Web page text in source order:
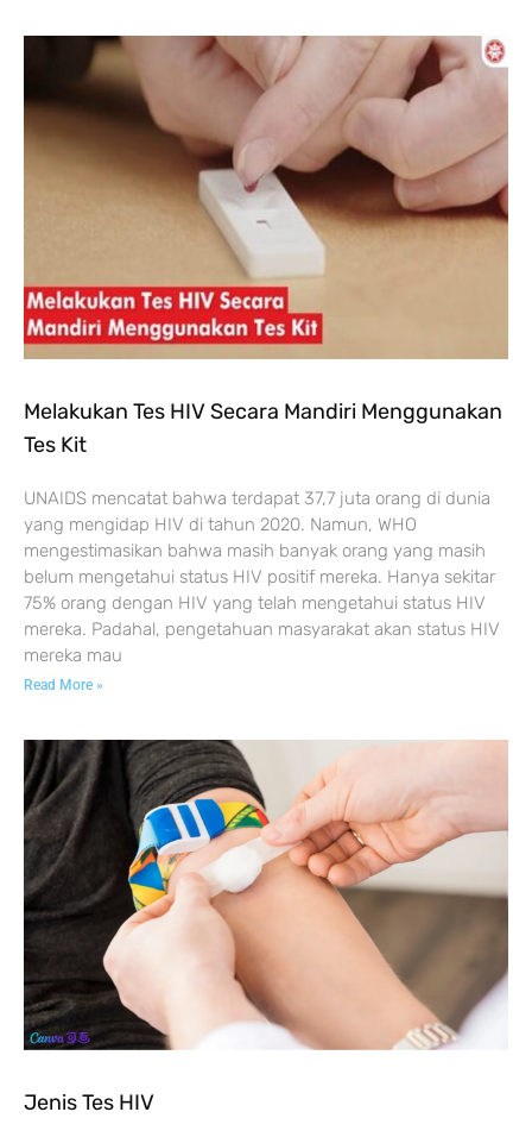
Melakukan Tes HIV Secara Mandiri Menggunakan
Tes Kit
UNAIDS mencatat bahwa terdapat 37,7 juta orang di dunia
yang mengidap HIV di tahun 2020. Namun, WHO
mengestimasikan bahwa masih banyak orang yang masih
belum mengetahui status HIV positif mereka. Hanya sekitar
75% orang dengan HIV yang telah mengetahui status HIV
mereka. Padahal, pengetahuan masyarakat akan status HIV
mereka mau
Read More »
Jenis Tes HIV